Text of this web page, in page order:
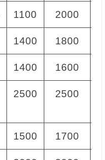
1100 2000
1400 1800
1400 1600
2500 2500
1500 1700